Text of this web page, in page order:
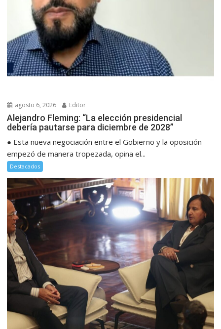
agosto 6, 2026 Editor
Alejandro Fleming: “La elección presidencial
debería pautarse para diciembre de 2028”
● Esta nueva negociación entre el Gobierno y la oposición
empezó de manera tropezada, opina el...
Destacados